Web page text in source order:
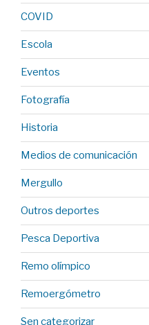
COVID
Escola
Eventos
Fotografía
Historia
Medios de comunicación
Mergullo
Outros deportes
Pesca Deportiva
Remo olímpico
Remoergómetro
Sen categorizar